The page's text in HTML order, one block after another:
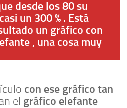
desde los 80 su
un 300 % . Está
un gráfico con
, una cosa muy
con ese gráfico tan
el gráfico elefante